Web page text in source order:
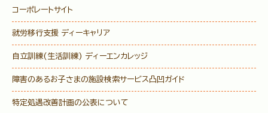
コーポレートサイト
就労移行支援 ディーキャリア
自立訓練(生活訓練) ディーエンカレッジ
障害のあるお子さまの施設検索サービス凸凹ガイド
特定処遇改善計画の公表について